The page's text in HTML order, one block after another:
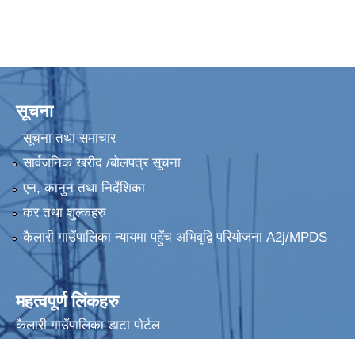
सूचना
सूचना तथा समाचार
सार्वजनिक खरीद /बोलपत्र सूचना
एन, कानुन तथा निर्देशिका
कर तथा शुल्कहरु
कैलारी गाउँपालिका न्यायमा पहुँच अभिवृद्वि परियोजना A2j/MPDS
महत्वपूर्ण लिंकहरु
कैलारी गाउँपालिका डाटा पाेर्टल